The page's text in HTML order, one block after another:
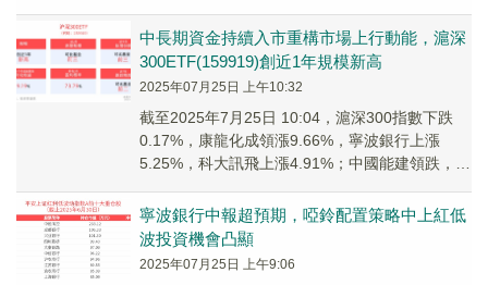
中長期資金持續入市重構市場上行動能，滬深
300ETF(159919)創近1年規模新高
2025年07月25日 上午10:32
截至2025年7月25日 10:04，滬深300指數下跌
0.17%，康龍化成領漲9.66%，寧波銀行上漲
5.25%，科大訊飛上漲4.91%；中國能建領跌，東
寧波銀行中報超預期，啞鈴配置策略中上紅低
波投資機會凸顯
2025年07月25日 上午9:06